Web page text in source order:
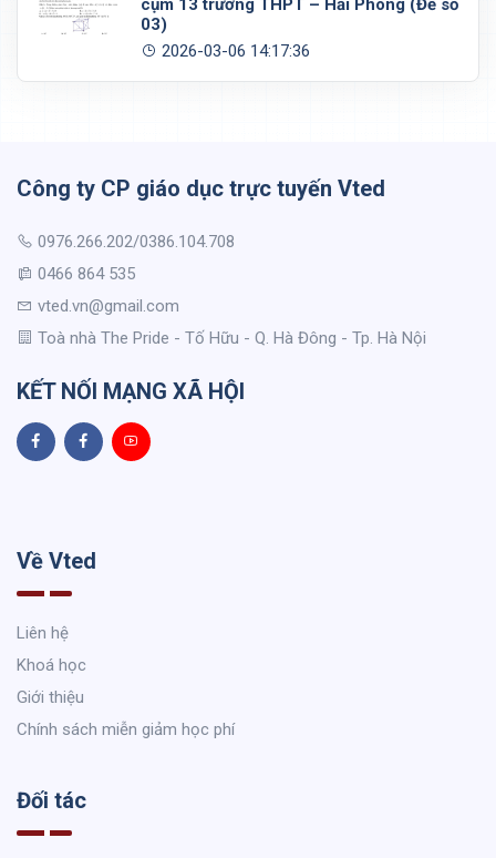
cụm 13 trường THPT – Hải Phòng (Đề số
03)
2026-03-06 14:17:36
Công ty CP giáo dục trực tuyến Vted
0976.266.202/0386.104.708
0466 864 535
vted.vn@gmail.com
Toà nhà The Pride - Tố Hữu - Q. Hà Đông - Tp. Hà Nội
KẾT NỐI MẠNG XÃ HỘI
Về Vted
Liên hệ
Khoá học
Giới thiệu
Chính sách miễn giảm học phí
Đối tác